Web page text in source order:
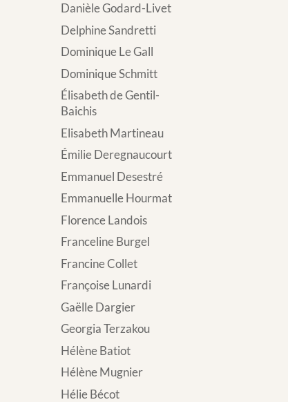
Danièle Godard-Livet
Delphine Sandretti
Dominique Le Gall
Dominique Schmitt
Élisabeth de Gentil-
Baichis
Elisabeth Martineau
Émilie Deregnaucourt
Emmanuel Desestré
Emmanuelle Hourmat
Florence Landois
Franceline Burgel
Francine Collet
Françoise Lunardi
Gaëlle Dargier
Georgia Terzakou
Hélène Batiot
Hélène Mugnier
Hélie Bécot